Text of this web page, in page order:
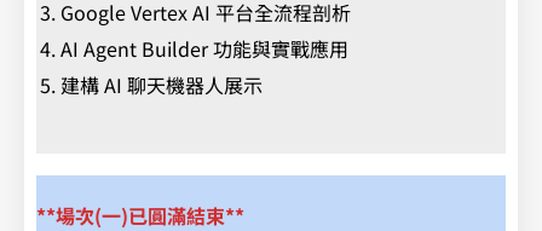
Google Vertex AI 平台全流程剖析
AI Agent Builder 功能與實戰應用
建構 AI 聊天機器人展示
**場次(一)已圓滿結束**